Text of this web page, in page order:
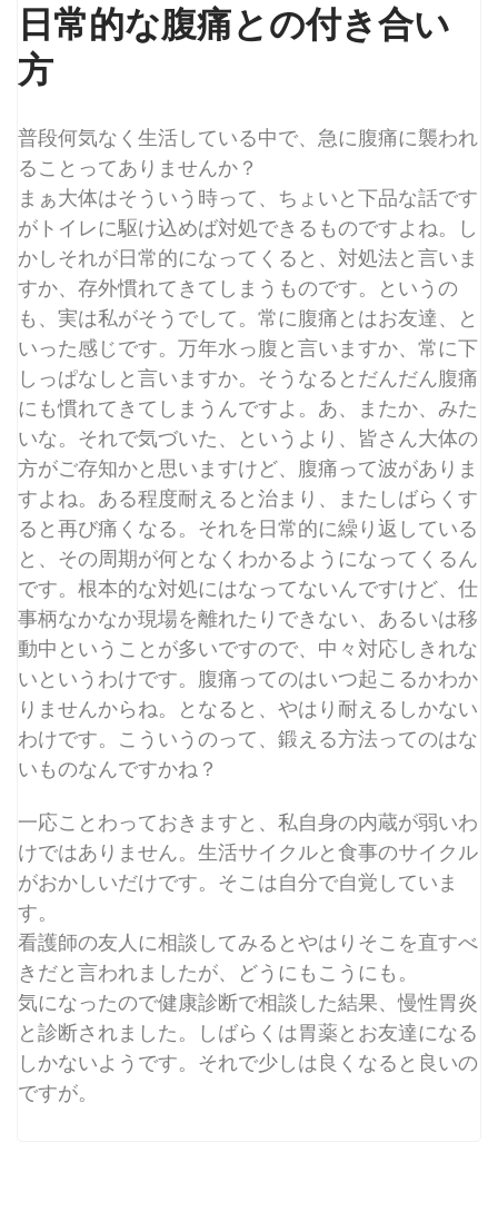
日常的な腹痛との付き合い
方
普段何気なく生活している中で、急に腹痛に襲われ
ることってありませんか？
まぁ大体はそういう時って、ちょいと下品な話です
がトイレに駆け込めば対処できるものですよね。し
かしそれが日常的になってくると、対処法と言いま
すか、存外慣れてきてしまうものです。というの
も、実は私がそうでして。常に腹痛とはお友達、と
いった感じです。万年水っ腹と言いますか、常に下
しっぱなしと言いますか。そうなるとだんだん腹痛
にも慣れてきてしまうんですよ。あ、またか、みた
いな。それで気づいた、というより、皆さん大体の
方がご存知かと思いますけど、腹痛って波がありま
すよね。ある程度耐えると治まり、またしばらくす
ると再び痛くなる。それを日常的に繰り返している
と、その周期が何となくわかるようになってくるん
です。根本的な対処にはなってないんですけど、仕
事柄なかなか現場を離れたりできない、あるいは移
動中ということが多いですので、中々対応しきれな
いというわけです。腹痛ってのはいつ起こるかわか
りませんからね。となると、やはり耐えるしかない
わけです。こういうのって、鍛える方法ってのはな
いものなんですかね？
一応ことわっておきますと、私自身の内蔵が弱いわ
けではありません。生活サイクルと食事のサイクル
がおかしいだけです。そこは自分で自覚していま
す。
看護師の友人に相談してみるとやはりそこを直すべ
きだと言われましたが、どうにもこうにも。
気になったので健康診断で相談した結果、慢性胃炎
と診断されました。しばらくは胃薬とお友達になる
しかないようです。それで少しは良くなると良いの
ですが。